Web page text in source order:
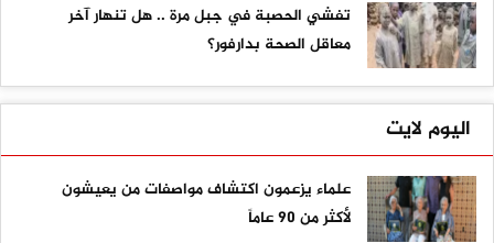
تفشي الحصبة في جبل مرة .. هل تنهار آخر
معاقل الصحة بدارفور؟
اليوم لايت
علماء يزعمون اكتشاف مواصفات من يعيشون
لأكثر من 90 عاماً